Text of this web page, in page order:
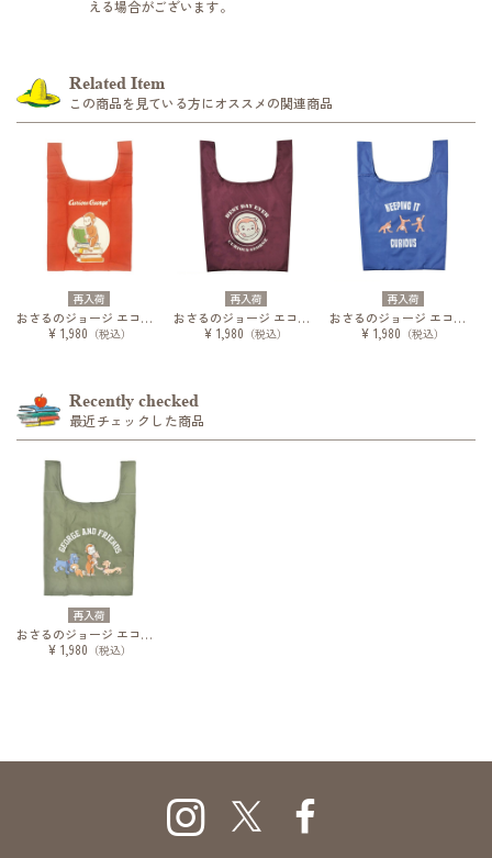
える場合がございます。
Related Item
この商品を見ている方にオススメの関連商品
再入荷
おさるのジョージ エコバッグ ジョージの本
¥ 1,980 （税込）
再入荷
おさるのジョージ エコバッグ にっこりジョージ
¥ 1,980 （税込）
再入荷
おさるのジョージ エコバッグ ジョージとあそぼう
¥ 1,980 （税込）
Recently checked
最近チェックした商品
再入荷
おさるのジョージ エコバッグ ジョージのお友達
¥ 1,980 （税込）